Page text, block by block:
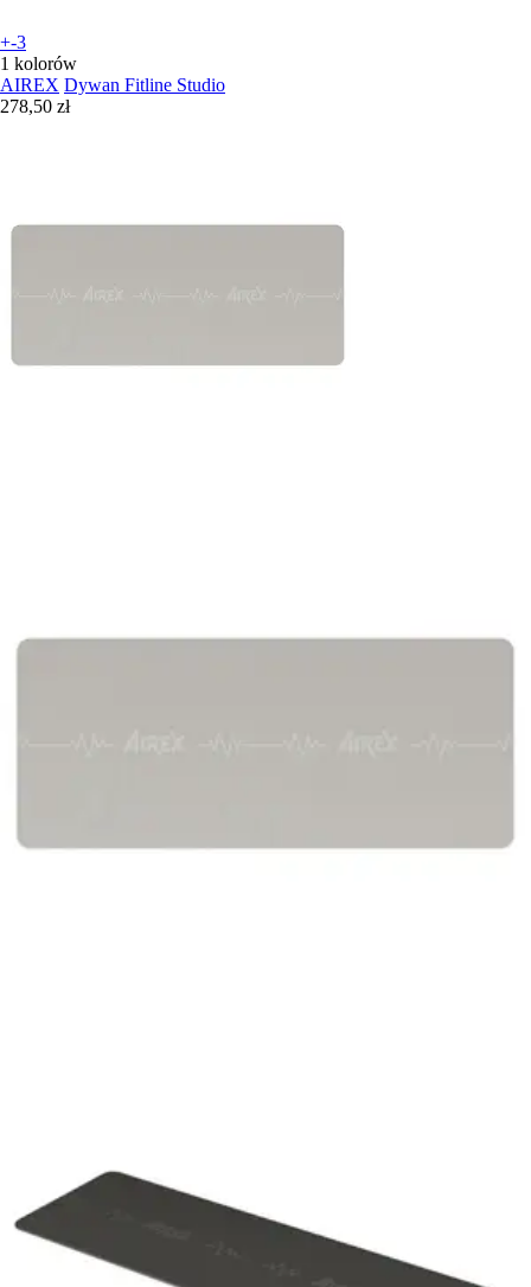
+-3
1 kolorów
AIREX Dywan Fitline Studio
278,50 zł